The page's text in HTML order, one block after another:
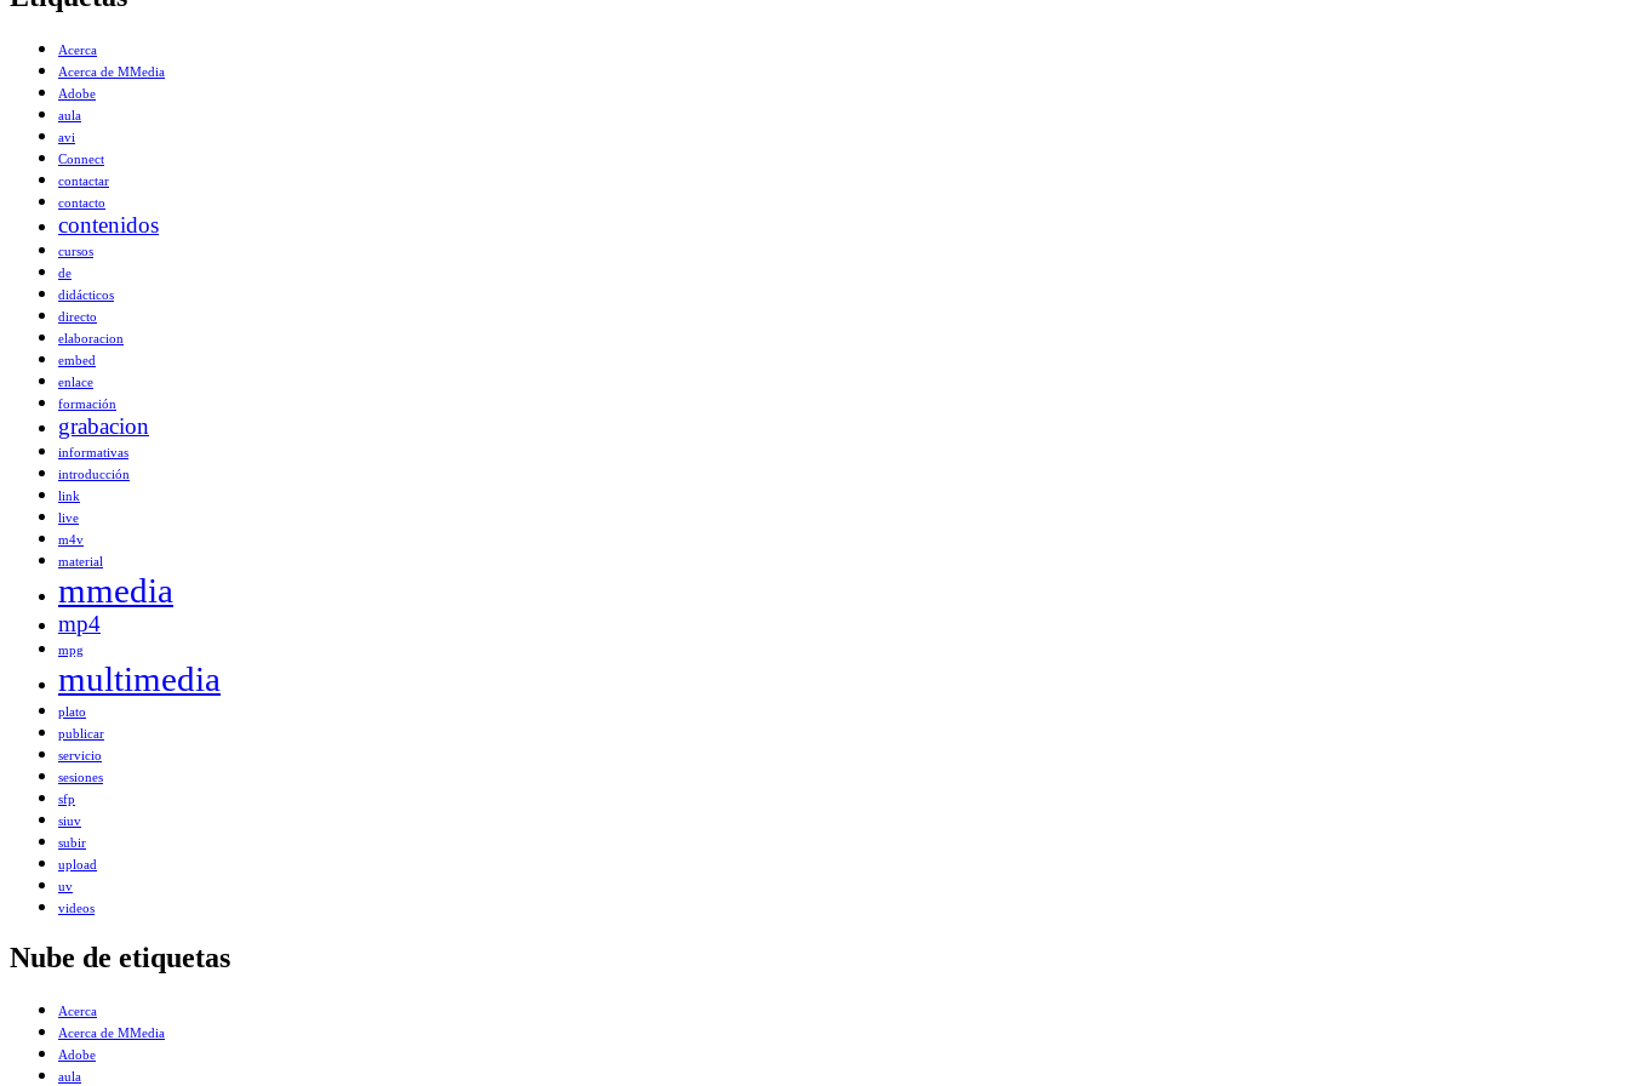
Acerca
Acerca de MMedia
Adobe
aula
avi
Connect
contactar
contacto
contenidos
cursos
de
didácticos
directo
elaboracion
embed
enlace
formación
grabacion
informativas
introducción
link
live
m4v
material
mmedia
mp4
mpg
multimedia
plato
publicar
servicio
sesiones
sfp
siuv
subir
upload
uv
videos
Nube de etiquetas
Acerca
Acerca de MMedia
Adobe
aula